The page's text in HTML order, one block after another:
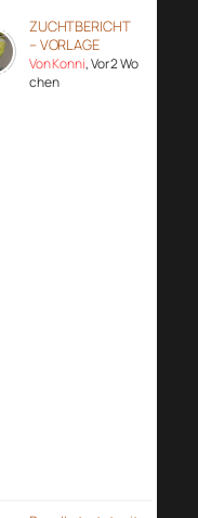
ZUCHTBERICHT
– VORLAGE
Von Konni, Vor 2 Wo
chen